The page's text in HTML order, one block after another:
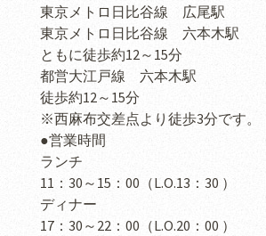
東京メトロ日比谷線 広尾駅
東京メトロ日比谷線 六本木駅
ともに徒歩約12～15分
都営大江戸線 六本木駅
徒歩約12～15分
※西麻布交差点より徒歩3分です。
●営業時間
ランチ
11：30～15：00（L.O.13：30 ）
ディナー
17：30～22：00（L.O.20：00 ）